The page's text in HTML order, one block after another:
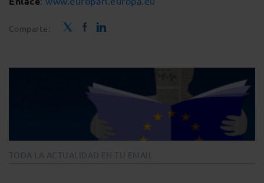
Comparte:
TODA LA ACTUALIDAD EN TU EMAIL